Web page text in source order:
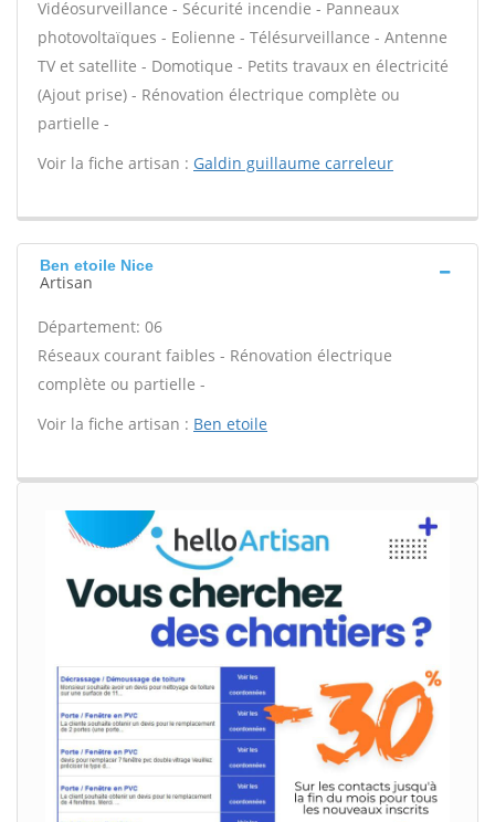
Vidéosurveillance - Sécurité incendie - Panneaux
photovoltaïques - Eolienne - Télésurveillance - Antenne
TV et satellite - Domotique - Petits travaux en électricité
(Ajout prise) - Rénovation électrique complète ou
partielle -
Voir la fiche artisan : Galdin guillaume carreleur
Ben etoile Nice
Artisan
Département: 06
Réseaux courant faibles - Rénovation électrique
complète ou partielle -
Voir la fiche artisan : Ben etoile